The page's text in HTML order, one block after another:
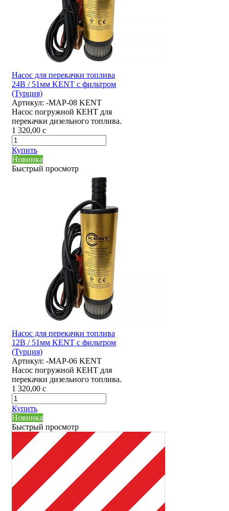
Насос для перекачки топлива
24В / 51мм KENT с фильтром
(Турция)
Артикул: -MAP-08 KENT
Насос погружной КЕНТ для
перекачки дизельного топлива.
1 320,00 c
Купить
Новинка
Быстрый просмотр
Насос для перекачки топлива
12В / 51мм KENT с фильтром
(Турция)
Артикул: -MAP-06 KENT
Насос погружной КЕНТ для
перекачки дизельного топлива.
1 320,00 c
Купить
Новинка
Быстрый просмотр